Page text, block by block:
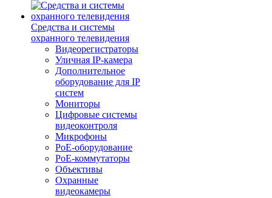
Средства и системы
охранного телевидения
Видеорегистраторы
Уличная IP-камера
Дополнительное
оборудование для IP
систем
Мониторы
Цифровые системы
видеоконтроля
Микрофоны
PoE-оборудование
PoE-коммутаторы
Объективы
Охранные
видеокамеры